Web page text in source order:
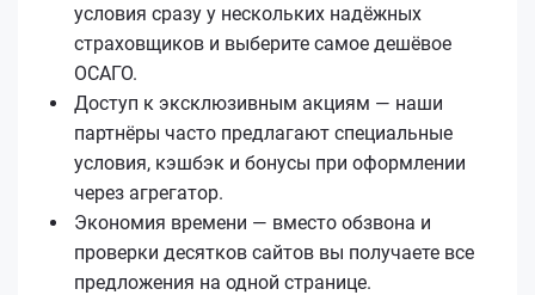
условия сразу у нескольких надёжных
страховщиков и выберите самое дешёвое
ОСАГО.
Доступ к эксклюзивным акциям — наши
партнёры часто предлагают специальные
условия, кэшбэк и бонусы при оформлении
через агрегатор.
Экономия времени — вместо обзвона и
проверки десятков сайтов вы получаете все
предложения на одной странице.